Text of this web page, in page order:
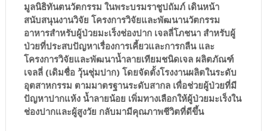
มูลนิธิทันตนวัตกรรม ในพระบรมราชูปถัมภ์ เดินหน้า
สนับสนุนงานวิจัย โครงการวิจัยและพัฒนานวัตกรรม
อาหารสำหรับผู้ป่วยมะเร็งช่องปาก เจลลี่โภชนา สำหรับผู้
ป่วยที่ประสบปัญหาเรื่องการเคี้ยวและการกลืน และ
โครงการวิจัยและพัฒนาน้ำลายเทียมชนิดเจล ผลิตภัณฑ์
เจลลี่ (เดิมชื่อ วุ้นชุ่มปาก) โดยจัดตั้งโรงงานผลิตในระดับ
อุตสาหกรรม ตามมาตรฐานระดับสากล เพื่อช่วยผู้ป่วยที่มี
ปัญหาปากแห้ง น้ำลายน้อย เพิ่มทางเลือกให้ผู้ป่วยมะเร็งใน
ช่องปากและผู้สูงวัย กลับมามีคุณภาพชีวิตที่ดีขึ้น